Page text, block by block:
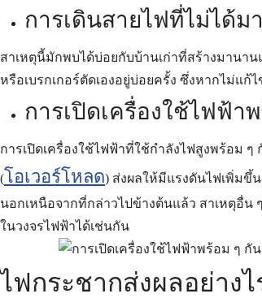
การเดินสายไฟที่ไม่ได้ม
สาเหตุนี้มักพบได้บ่อยกับบ้านเก่าที่สร้างมานา
หรือเบรกเกอร์ตัดเองอยู่บ่อยครั้ง ซึ่งหากไม่แก้
การเปิดเครื่องใช้ไฟฟ้า
การเปิดเครื่องใช้ไฟฟ้าที่ใช้กำลังไฟสูงพร้อม
(โอเวอร์โหลด) ส่งผลให้มีแรงดันไฟเพิ่มขึ้
นอกเหนือจากที่กล่าวไปข้างต้นแล้ว สาเหตุอื่น
ในวงจรไฟฟ้าได้เช่นกัน
ไฟกระชากส่งผลอย่าง